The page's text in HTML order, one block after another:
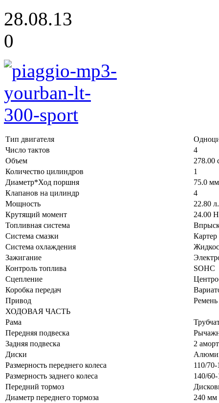
28.08.13
0
Тип двигателя
Число тактов
4
Объем
278.00
Количество цилиндров
1
Диаметр*Ход поршня
75.0
Клапанов на цилиндр
4
Мощность
22.80
Крутящий момент
24.00
Топливная система
Система смазки
Картер
Система охлаждения
Зажигание
Контроль топлива
SOHC
Сцепление
Коробка передач
Привод
Ремень
ХОДОВАЯ ЧАСТЬ
Рама
Передняя подвеска
Задняя подвеска
2
Диски
Размерность переднего колеса
110/70-
Размерность заднего колеса
140/60-
Передний тормоз
Диаметр переднего тормоза
240 мм